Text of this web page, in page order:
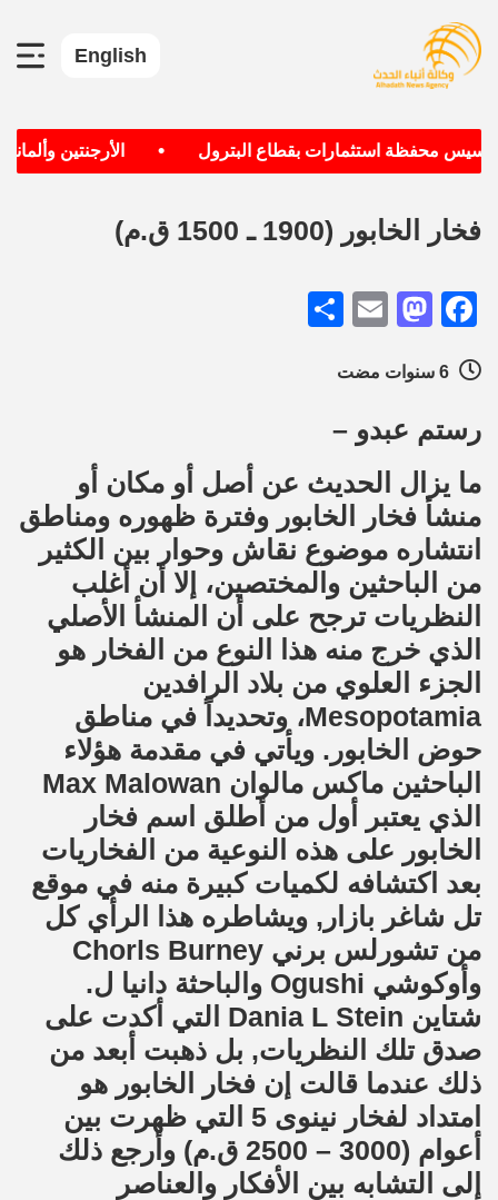
English
محفظة استثمارات بقطاع البترول الأرجنتين
فخار الخابور (1900 ـ 1500 ق.م)
Facebook
Mastodon
Email
رستم عبدو –
ما يزال الحديث عن أصل أو مكان أو
منشأ فخار الخابور وفترة ظهوره ومناطق
انتشاره موضوع نقاش وحوار بين الكثير
من الباحثين والمختصين، إلا أن أغلب
النظريات ترجح على أن المنشأ الأصلي
الذي خرج منه هذا النوع من الفخار هو
الجزء العلوي من بلاد الرافدين
Mesopotamia، وتحديداً في مناطق
حوض الخابور. ويأتي في مقدمة هؤلاء
الباحثين ماكس مالوان Max Malowan
الذي يعتبر أول من أطلق اسم فخار
الخابور على هذه النوعية من الفخاريات
بعد اكتشافه لكميات كبيرة منه في موقع
تل شاغر بازار, ويشاطره هذا الرأي كل
من تشورلس برني Chorls Burney
وأوكوشي Ogushi والباحثة دانيا ل.
شتاين Dania L Stein التي أكدت على
صدق تلك النظريات, بل ذهبت أبعد من
ذلك عندما قالت إن فخار الخابور هو
امتداد لفخار نينوى 5 التي ظهرت بين
أعوام (3000 – 2500 ق.م) وأرجع ذلك
إلى التشابه بين الأفكار والعناصر